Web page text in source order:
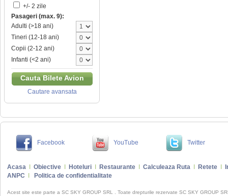
+/- 2 zile
Pasageri (max. 9):
Adulti (>18 ani)
Tineri (12-18 ani)
Copii (2-12 ani)
Infanti (<2 ani)
Cauta Bilete Avion
Cautare avansata
Facebook YouTube Twitter
Acasa Obiective Hoteluri Restaurante Calculeaza Ruta Retete
ANPC
Politica de confidentialitate
Acest site este parte a SC SKY GROUP SRL . Toate drepturile rezervate SC SKY GROUP